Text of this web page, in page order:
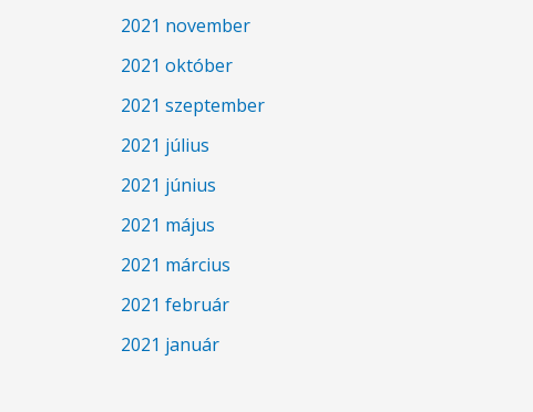
2021 november
2021 október
2021 szeptember
2021 július
2021 június
2021 május
2021 március
2021 február
2021 január